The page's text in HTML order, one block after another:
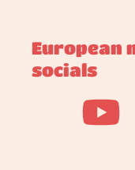
European
socials